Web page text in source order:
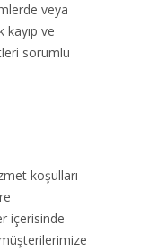
veya
ve
sorumlu
koşulları
içerisinde